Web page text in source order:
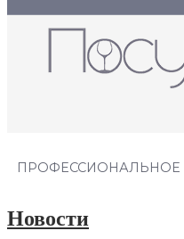
Новости